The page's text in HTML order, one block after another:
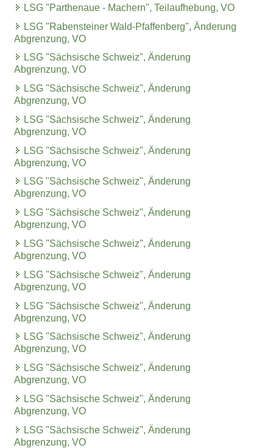
LSG "Parthenaue - Machern", Teilaufhebung, VO
LSG "Rabensteiner Wald-Pfaffenberg", Änderung
Abgrenzung, VO
LSG "Sächsische Schweiz", Änderung
Abgrenzung, VO
LSG "Sächsische Schweiz", Änderung
Abgrenzung, VO
LSG "Sächsische Schweiz", Änderung
Abgrenzung, VO
LSG "Sächsische Schweiz", Änderung
Abgrenzung, VO
LSG "Sächsische Schweiz", Änderung
Abgrenzung, VO
LSG "Sächsische Schweiz", Änderung
Abgrenzung, VO
LSG "Sächsische Schweiz", Änderung
Abgrenzung, VO
LSG "Sächsische Schweiz", Änderung
Abgrenzung, VO
LSG "Sächsische Schweiz", Änderung
Abgrenzung, VO
LSG "Sächsische Schweiz", Änderung
Abgrenzung, VO
LSG "Sächsische Schweiz", Änderung
Abgrenzung, VO
LSG "Sächsische Schweiz", Änderung
Abgrenzung, VO
LSG "Sächsische Schweiz", Änderung
Abgrenzung, VO